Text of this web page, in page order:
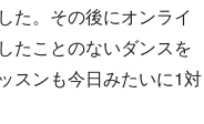
た。その後にオンライ
たことのないダンスを
スンも今日みたいに1対